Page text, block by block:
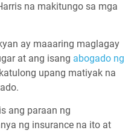
na makitungo sa mga
ay maaaring maglagay
at ang isang abogado ng
upang matiyak na
ang paraan ng
ng insurance na ito at